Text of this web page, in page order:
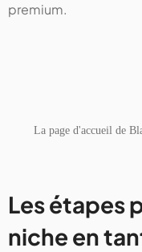
premium.
La page d'accueil de
Les étapes
niche en